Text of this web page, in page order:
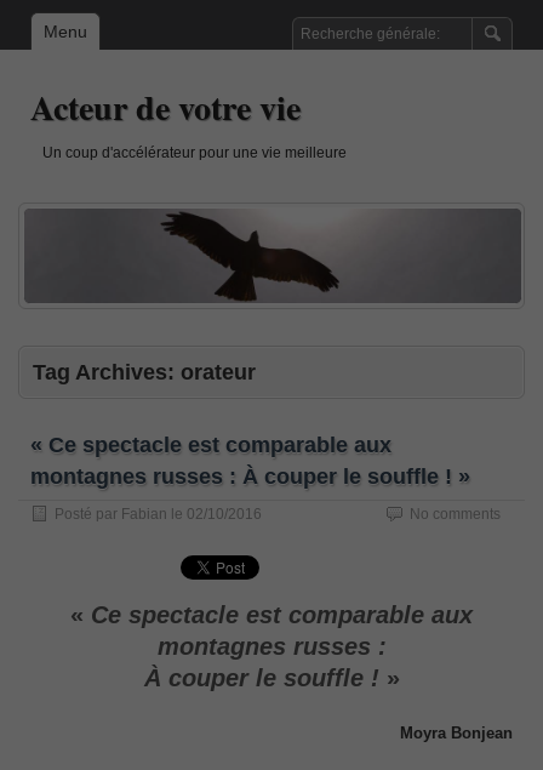
Menu
Acteur de votre vie
Un coup d'accélérateur pour une vie meilleure
Tag Archives: orateur
« Ce spectacle est comparable aux
montagnes russes : À couper le souffle ! »
Posté par Fabian le 02/10/2016 No comments
« Ce spectacle est comparable aux
montagnes russes :
À couper le souffle ! »
Moyra Bonjean